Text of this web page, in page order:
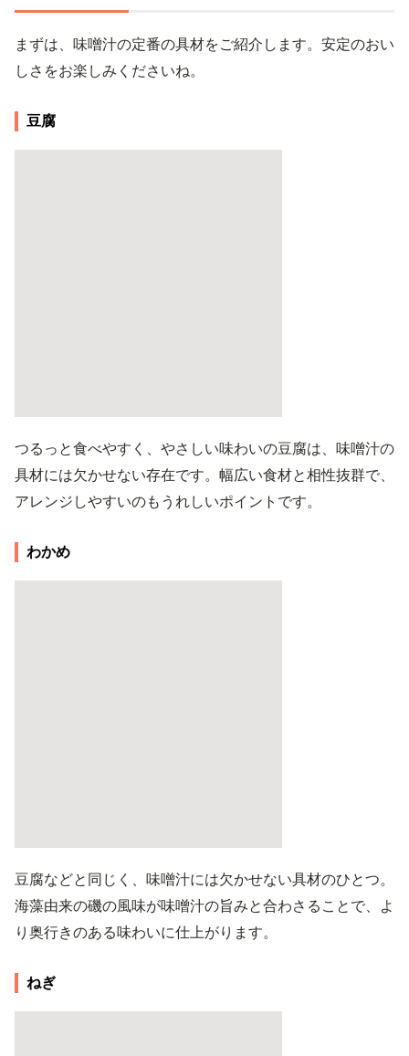
まずは、味噌汁の定番の具材をご紹介します。安定のおい
しさをお楽しみくださいね。
豆腐
つるっと食べやすく、やさしい味わいの豆腐は、味噌汁の
具材には欠かせない存在です。幅広い食材と相性抜群で、
アレンジしやすいのもうれしいポイントです。
わかめ
豆腐などと同じく、味噌汁には欠かせない具材のひとつ。
海藻由来の磯の風味が味噌汁の旨みと合わさることで、よ
り奥行きのある味わいに仕上がります。
ねぎ